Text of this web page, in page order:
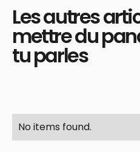
Les autres
mettre du
tu parles
No items found.